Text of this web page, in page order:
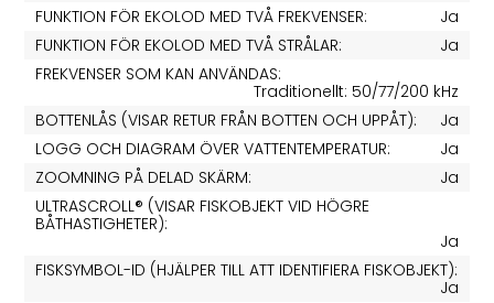
FUNKTION FÖR EKOLOD MED TVÅ FREKVENSER:
Ja
FUNKTION FÖR EKOLOD MED TVÅ STRÅLAR:
Ja
FREKVENSER SOM KAN ANVÄNDAS:
Traditionellt: 50/77/200 kHz
BOTTENLÅS (VISAR RETUR FRÅN BOTTEN OCH UPPÅT):
Ja
LOGG OCH DIAGRAM ÖVER VATTENTEMPERATUR:
Ja
ZOOMNING PÅ DELAD SKÄRM:
Ja
ULTRASCROLL® (VISAR FISKOBJEKT VID HÖGRE
BÅTHASTIGHETER):
Ja
FISKSYMBOL-ID (HJÄLPER TILL ATT IDENTIFIERA FISKOBJEKT):
Ja